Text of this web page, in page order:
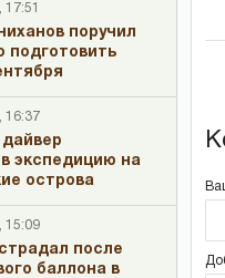
17:51
поручил
подготовить
16:37
экспедицию на
острова
15:09
после
баллона в